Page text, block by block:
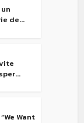
de...
Want